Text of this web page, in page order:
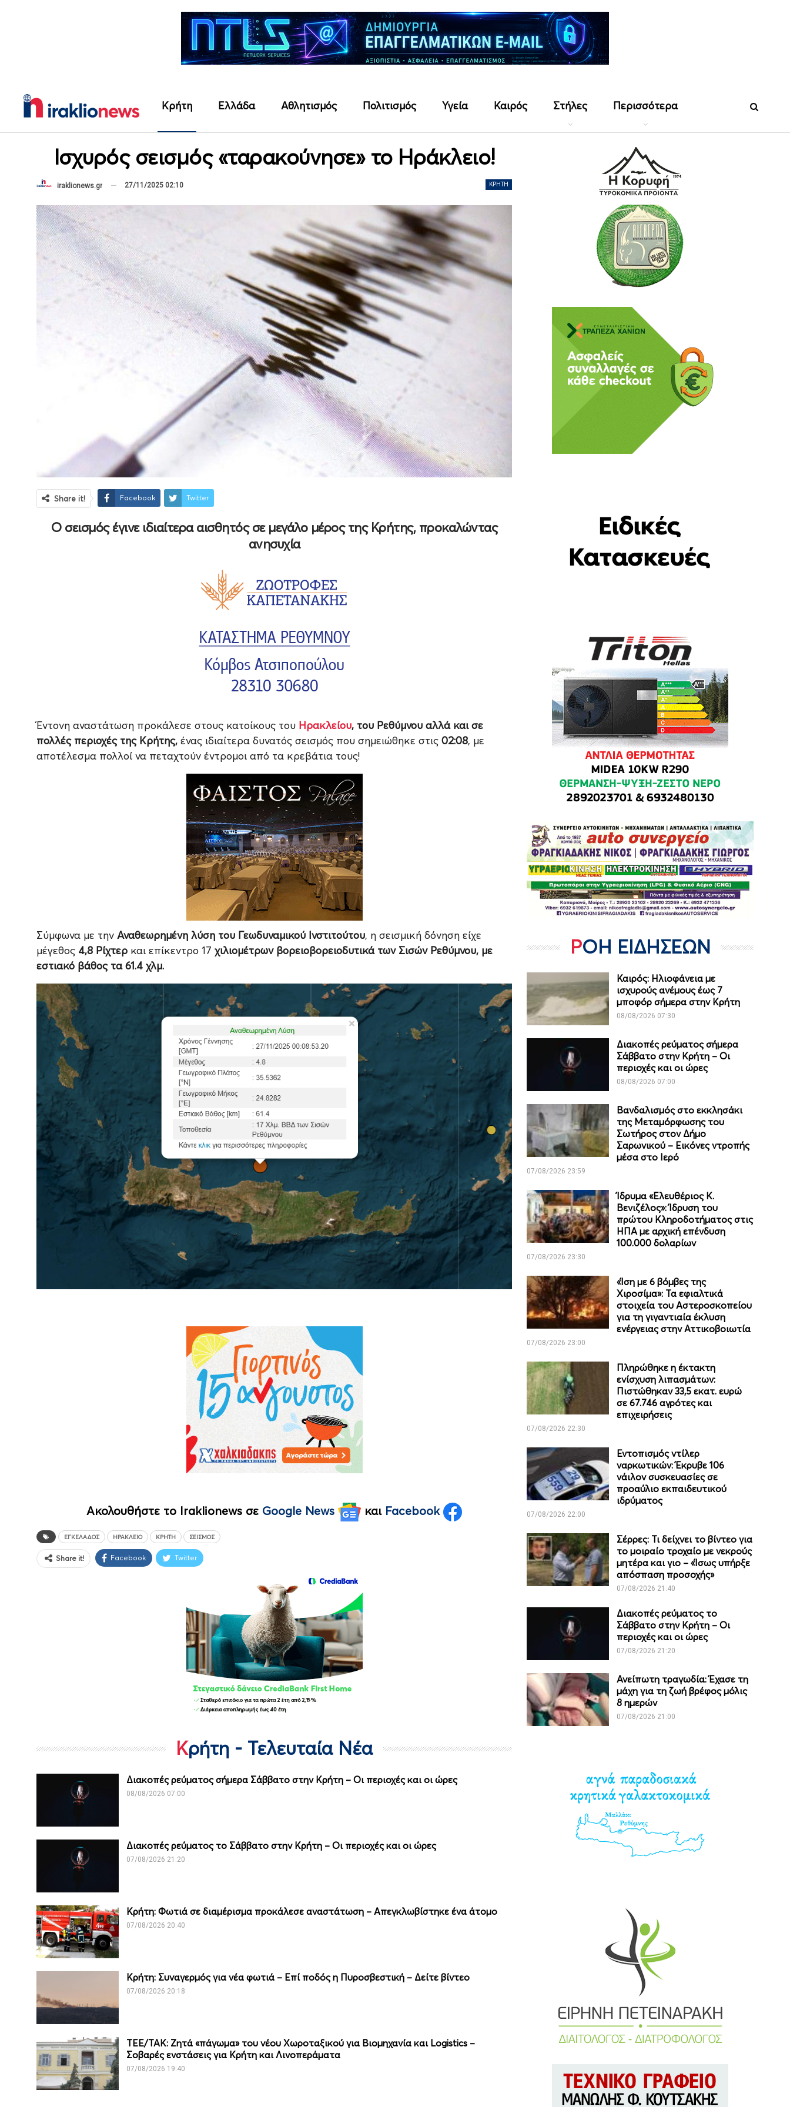
Κρήτη Ελλάδα Αθλητισμός Πολιτισμός Υγεία Καιρός Στήλες Περισσότερα
Ισχυρός σεισμός «ταρακούνησε» το Ηράκλειο!
ΚΡΉΤΗ
iraklionews.gr 27/11/2025 02:10
Share it! Facebook Twitter
Ο σεισμός έγινε ιδιαίτερα αισθητός σε μεγάλο μέρος της Κρήτης, προκαλώντας
ανησυχία
Έντονη αναστάτωση προκάλεσε στους κατοίκους του Ηρακλείου, του Ρεθύμνου αλλά και σε
πολλές περιοχές της Κρήτης, ένας ιδιαίτερα δυνατός σεισμός που σημειώθηκε στις 02:08, με
αποτέλεσμα πολλοί να πεταχτούν έντρομοι από τα κρεβάτια τους!
Σύμφωνα με την Αναθεωρημένη λύση του Γεωδυναμικού Ινστιτούτου, η σεισμική δόνηση είχε
μέγεθος 4,8 Ρίχτερ και επίκεντρο 17 χιλιομέτρων βορειοβορειοδυτικά των Σισών Ρεθύμνου, με
εστιακό βάθος τα 61.4 χλμ.
Ακολουθήστε το Iraklionews σε Google News και Facebook
ΕΓΚΈΛΑΔΟΣ ΗΡΆΚΛΕΙΟ ΚΡΉΤΗ ΣΕΙΣΜΌΣ
Share it! Facebook Twitter
Κρήτη - Τελευταία Νέα
Διακοπές ρεύματος σήμερα Σάββατο στην Κρήτη – Οι περιοχές και οι ώρες
08/08/2026 07:00
Διακοπές ρεύματος το Σάββατο στην Κρήτη – Οι περιοχές και οι ώρες
07/08/2026 21:20
Κρήτη: Φωτιά σε διαμέρισμα προκάλεσε αναστάτωση – Απεγκλωβίστηκε ένα άτομο
07/08/2026 20:40
Κρήτη: Συναγερμός για νέα φωτιά – Επί ποδός η Πυροσβεστική – Δείτε βίντεο
07/08/2026 20:18
ΤΕΕ/ΤΑΚ: Ζητά «πάγωμα» του νέου Χωροταξικού για Βιομηχανία και Logistics –
Σοβαρές ενστάσεις για Κρήτη και Λινοπεράματα
07/08/2026 19:40
ΡΟΗ ΕΙΔΗΣΕΩΝ
Καιρός: Ηλιοφάνεια με
ισχυρούς ανέμους έως 7
μποφόρ σήμερα στην Κρήτη
08/08/2026 07:30
Διακοπές ρεύματος σήμερα
Σάββατο στην Κρήτη – Οι
περιοχές και οι ώρες
08/08/2026 07:00
Βανδαλισμός στο εκκλησάκι
της Μεταμόρφωσης του
Σωτήρος στον Δήμο
Σαρωνικού – Εικόνες ντροπής
μέσα στο Ιερό
07/08/2026 23:59
Ίδρυμα «Ελευθέριος Κ.
Βενιζέλος»: Ίδρυση του
πρώτου Κληροδοτήματος στις
ΗΠΑ με αρχική επένδυση
100.000 δολαρίων
07/08/2026 23:30
«Ίση με 6 βόμβες της
Χιροσίμα»: Τα εφιαλτικά
στοιχεία του Αστεροσκοπείου
για τη γιγαντιαία έκλυση
ενέργειας στην Αττικοβοιωτία
07/08/2026 23:00
Πληρώθηκε η έκτακτη
ενίσχυση λιπασμάτων:
Πιστώθηκαν 33,5 εκατ. ευρώ
σε 67.746 αγρότες και
επιχειρήσεις
07/08/2026 22:30
Εντοπισμός ντίλερ
ναρκωτικών: Έκρυβε 106
νάιλον συσκευασίες σε
προαύλιο εκπαιδευτικού
ιδρύματος
07/08/2026 22:00
Σέρρες: Τι δείχνει το βίντεο για
το μοιραίο τροχαίο με νεκρούς
μητέρα και γιο – «Ίσως υπήρξε
απόσπαση προσοχής»
07/08/2026 21:40
Διακοπές ρεύματος το
Σάββατο στην Κρήτη – Οι
περιοχές και οι ώρες
07/08/2026 21:20
Ανείπωτη τραγωδία: Έχασε τη
μάχη για τη ζωή βρέφος μόλις
8 ημερών
07/08/2026 21:00